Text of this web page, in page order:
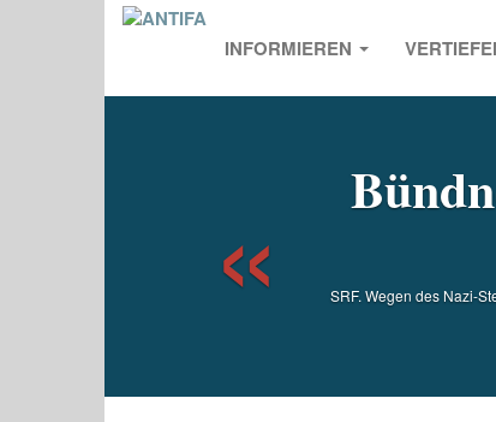
INFORMIEREN
SRF. Wegen des Nazi-